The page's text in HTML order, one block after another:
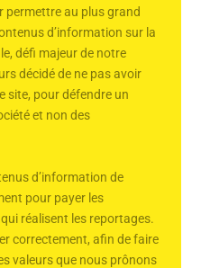
permettre au plus grand
d’information sur la
défi majeur de notre
décidé de ne pas avoir
site, pour défendre un
et non des
d’information de
pour payer les
réalisent les reportages.
correctement, afin de faire
valeurs que nous prônons